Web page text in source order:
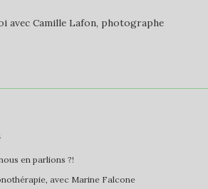
avec Camille Lafon, photographe
en parlions ?!
avec Marine Falcone